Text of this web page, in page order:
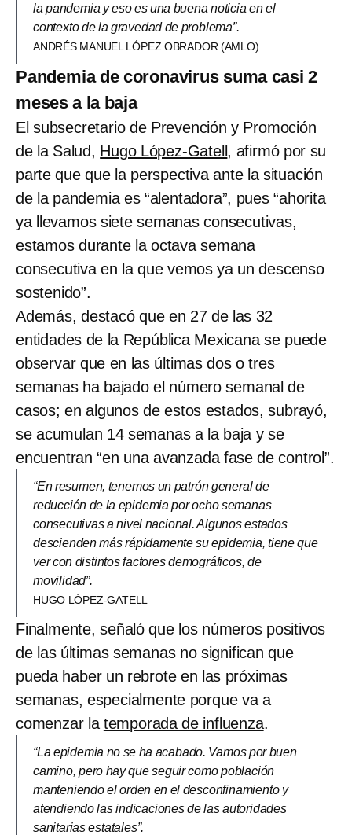
la pandemia y eso es una buena noticia en el
contexto de la gravedad de problema”.
ANDRÉS MANUEL LÓPEZ OBRADOR (AMLO)
Pandemia de coronavirus suma casi 2
meses a la baja
El subsecretario de Prevención y Promoción
de la Salud, Hugo López-Gatell , afirmó por su
parte que que la perspectiva ante la situación
de la pandemia es “alentadora”, pues “ahorita
ya llevamos siete semanas consecutivas,
estamos durante la octava semana
consecutiva en la que vemos ya un descenso
sostenido”.
Además, destacó que en 27 de las 32
entidades de la República Mexicana se puede
observar que en las últimas dos o tres
semanas ha bajado el número semanal de
casos; en algunos de estos estados, subrayó,
se acumulan 14 semanas a la baja y se
encuentran “en una avanzada fase de control”.
“En resumen, tenemos un patrón general de
reducción de la epidemia por ocho semanas
consecutivas a nivel nacional. Algunos estados
descienden más rápidamente su epidemia, tiene que
ver con distintos factores demográficos, de
movilidad”.
HUGO LÓPEZ-GATELL
Finalmente, señaló que los números positivos
de las últimas semanas no significan que
pueda haber un rebrote en las próximas
semanas, especialmente porque va a
comenzar la temporada de influenza.
“La epidemia no se ha acabado. Vamos por buen
camino, pero hay que seguir como población
manteniendo el orden en el desconfinamiento y
atendiendo las indicaciones de las autoridades
sanitarias estatales”.